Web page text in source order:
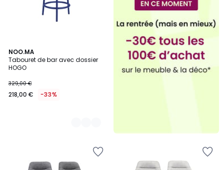
NOO.MA
Tabouret de bar avec dossier
HOGO
329,00 €
218,00 € -33%
2
Couleurs